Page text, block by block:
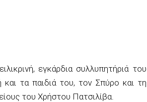
εγκάρδια συλλυπητήριά του
τα παιδιά του, τον Σπύρο και τη
του Χρήστου Πατσιλίβα.